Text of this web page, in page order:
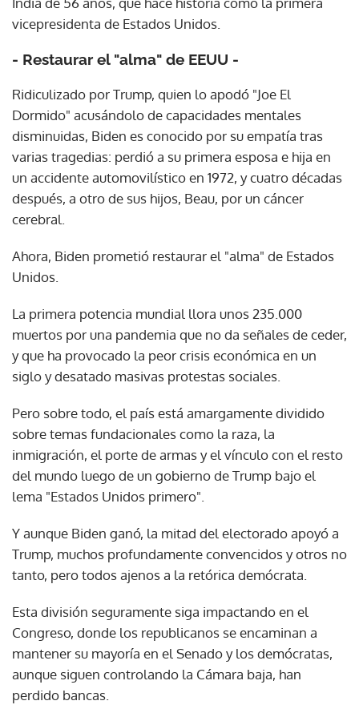
vicepresidenta de Estados Unidos.
- Restaurar el "alma" de EEUU -
Ridiculizado por Trump, quien lo apodó "Joe El
Dormido" acusándolo de capacidades mentales
disminuidas, Biden es conocido por su empatía tras
varias tragedias: perdió a su primera esposa e hija en
un accidente automovilístico en 1972, y cuatro décadas
después, a otro de sus hijos, Beau, por un cáncer
cerebral.
Ahora, Biden prometió restaurar el "alma" de Estados
Unidos.
La primera potencia mundial llora unos 235.000
muertos por una pandemia que no da señales de ceder,
y que ha provocado la peor crisis económica en un
siglo y desatado masivas protestas sociales.
Pero sobre todo, el país está amargamente dividido
sobre temas fundacionales como la raza, la
inmigración, el porte de armas y el vínculo con el resto
del mundo luego de un gobierno de Trump bajo el
lema "Estados Unidos primero".
Y aunque Biden ganó, la mitad del electorado apoyó a
Trump, muchos profundamente convencidos y otros no
tanto, pero todos ajenos a la retórica demócrata.
Esta división seguramente siga impactando en el
Congreso, donde los republicanos se encaminan a
mantener su mayoría en el Senado y los demócratas,
aunque siguen controlando la Cámara baja, han
perdido bancas.